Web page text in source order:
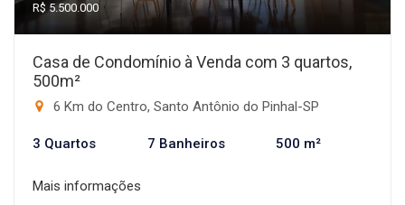
R$ 5.500.000
Casa de Condomínio à Venda com 3 quartos,
500m²
6 Km do Centro, Santo Antônio do Pinhal-SP
3 Quartos 7 Banheiros 500 m²
Mais informações